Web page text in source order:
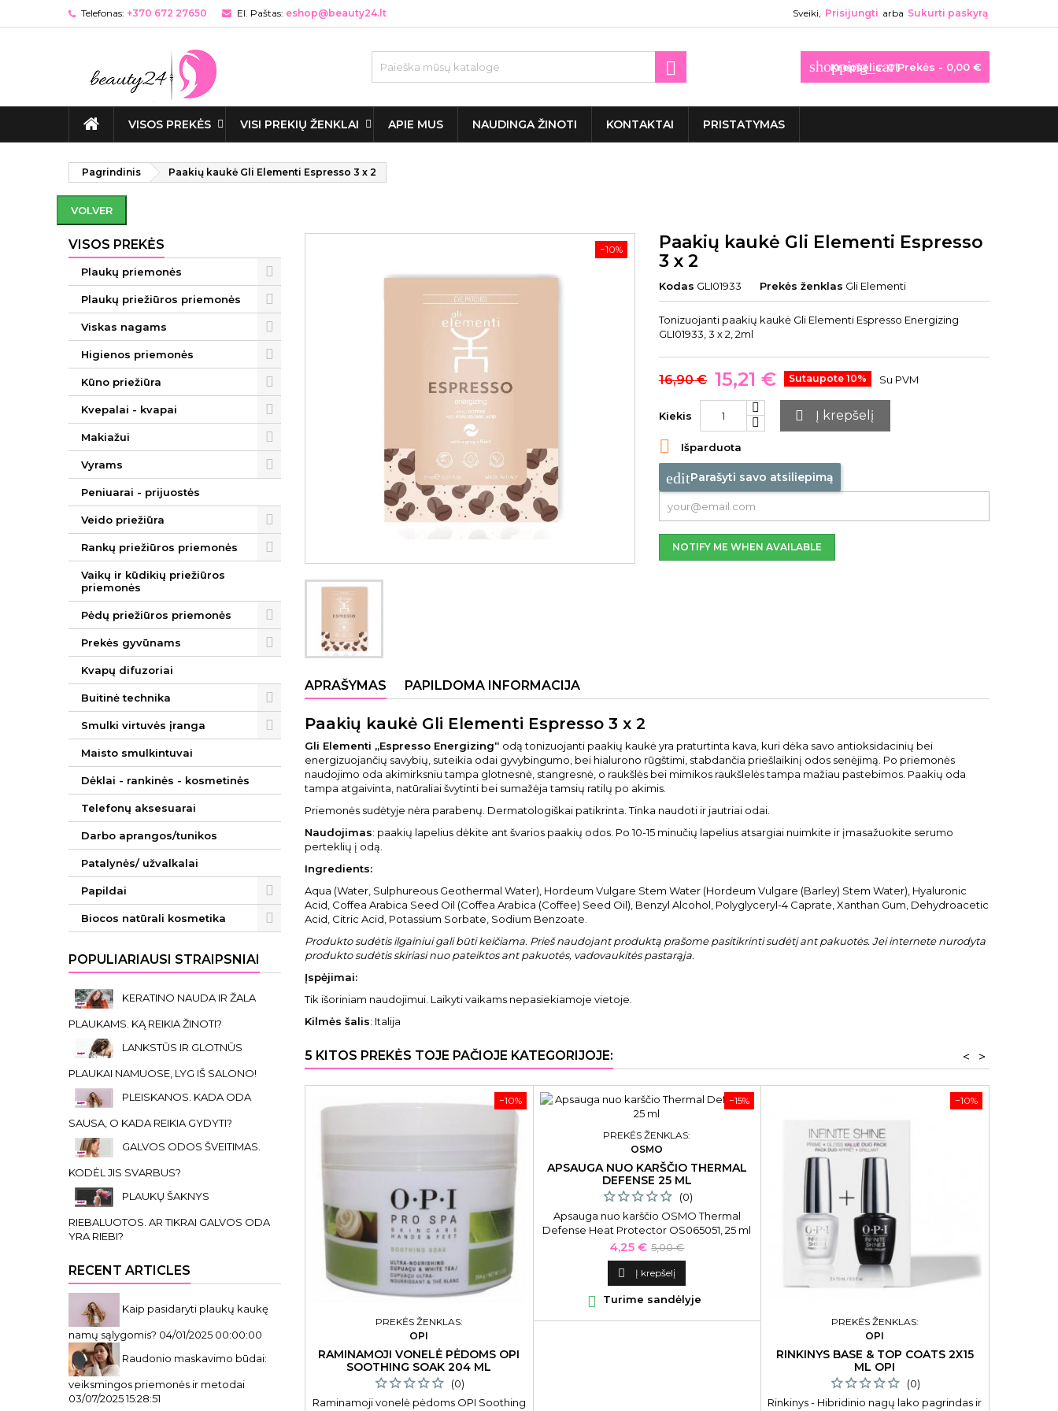
Telefonas: +370 672 27650 El. Paštas: eshop@beauty24.lt Sveiki, Prisijungti arba Sukurti paskyrą
shopping_cart
Krepšelis: 0Prekės - 0,00 €

VISOS PREKĖS VISI PREKIŲ ŽENKLAI APIE MUS NAUDINGA ŽINOTI KONTAKTAI PRISTATYMAS
Pagrindinis Paakių kaukė Gli Elementi Espresso 3 x 2
VOLVER
VISOS PREKĖS
Plaukų priemonės
Plaukų priežiūros priemonės
Viskas nagams
Higienos priemonės
Kūno priežiūra
Kvepalai - kvapai
Makiažui
Vyrams
Peniuarai - prijuostės
Veido priežiūra
Rankų priežiūros priemonės
Vaikų ir kūdikių priežiūros
priemonės
Pėdų priežiūros priemonės
Prekės gyvūnams
Kvapų difuzoriai
Buitinė technika
Smulki virtuvės įranga
Maisto smulkintuvai
Dėklai - rankinės - kosmetinės
Telefonų aksesuarai
Darbo aprangos/tunikos
Patalynės/ užvalkalai
Papildai
Biocos natūrali kosmetika
POPULIARIAUSI STRAIPSNIAI
KERATINO NAUDA IR ŽALA
PLAUKAMS. KĄ REIKIA ŽINOTI?
LANKSTŪS IR GLOTNŪS
PLAUKAI NAMUOSE, LYG IŠ SALONO!
PLEISKANOS. KADA ODA
SAUSA, O KADA REIKIA GYDYTI?
GALVOS ODOS ŠVEITIMAS.
KODĖL JIS SVARBUS?
PLAUKŲ ŠAKNYS
RIEBALUOTOS. AR TIKRAI GALVOS ODA
YRA RIEBI?
RECENT ARTICLES
Kaip pasidaryti plaukų kaukę
namų sąlygomis? 04/01/2025 00:00:00
Raudonio maskavimo būdai:
veiksmingos priemonės ir metodai
03/07/2025 15:28:51
−10%
Paakių kaukė Gli Elementi Espresso
3 x 2
Kodas GLI01933 Prekės ženklas Gli Elementi
Tonizuojanti paakių kaukė Gli Elementi Espresso Energizing
GLI01933, 3 x 2, 2ml
16,90 € 15,21 € Sutaupote 10% Su PVM
Kiekis  Į krepšelį
 Išparduota
editParašyti savo atsiliepimą
NOTIFY ME WHEN AVAILABLE
APRAŠYMAS PAPILDOMA INFORMACIJA
Paakių kaukė Gli Elementi Espresso 3 x 2
Gli Elementi „Espresso Energizing“ odą tonizuojanti paakių kaukė yra praturtinta kava, kuri dėka savo antioksidacinių bei
energizuojančių savybių, suteikia odai gyvybingumo, bei hialurono rūgštimi, stabdančia priešlaikinį odos senėjimą. Po priemonės
naudojimo oda akimirksniu tampa glotnesnė, stangresnė, o raukšlės bei mimikos raukšlelės tampa mažiau pastebimos. Paakių oda
tampa atgaivinta, natūraliai švytinti bei sumažėja tamsių ratilų po akimis.
Priemonės sudėtyje nėra parabenų. Dermatologiškai patikrinta. Tinka naudoti ir jautriai odai.
Naudojimas: paakių lapelius dėkite ant švarios paakių odos. Po 10-15 minučių lapelius atsargiai nuimkite ir įmasažuokite serumo
perteklių į odą.
Ingredients:
Aqua (Water, Sulphureous Geothermal Water), Hordeum Vulgare Stem Water (Hordeum Vulgare (Barley) Stem Water), Hyaluronic
Acid, Coffea Arabica Seed Oil (Coffea Arabica (Coffee) Seed Oil), Benzyl Alcohol, Polyglyceryl-4 Caprate, Xanthan Gum, Dehydroacetic
Acid, Citric Acid, Potassium Sorbate, Sodium Benzoate.
Produkto sudėtis ilgainiui gali būti keičiama. Prieš naudojant produktą prašome pasitikrinti sudėtį ant pakuotės. Jei internete nurodyta
produkto sudėtis skiriasi nuo pateiktos ant pakuotės, vadovaukitės pastarąja.
Įspėjimai:
Tik išoriniam naudojimui. Laikyti vaikams nepasiekiamoje vietoje.
Kilmės šalis: Italija
5 KITOS PREKĖS TOJE PAČIOJE KATEGORIJOJE: >
<
−10%
PREKĖS ŽENKLAS:
OPI
RAMINAMOJI VONELĖ PĖDOMS OPI
SOOTHING SOAK 204 ML
(0)
Raminamoji vonelė pėdoms OPI Soothing
−15%
PREKĖS ŽENKLAS:
OSMO
APSAUGA NUO KARŠČIO THERMAL
DEFENSE 25 ML
(0)
Apsauga nuo karščio OSMO Thermal
Defense Heat Protector OS065051, 25 ml
Kaina
4,25 € Bazinė
kaina
5,00 €
 Į krepšelį
 Turime sandėlyje
−10%
PREKĖS ŽENKLAS:
OPI
RINKINYS BASE & TOP COATS 2X15
ML OPI
(0)
Rinkinys - Hibridinio nagų lako pagrindas ir